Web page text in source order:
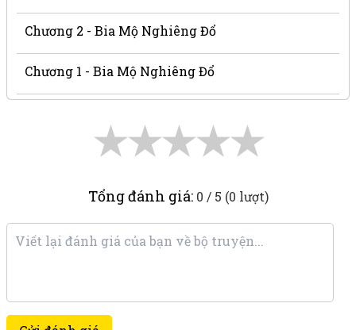
Chương 2 - Bia Mộ Nghiêng Đổ
Chương 1 - Bia Mộ Nghiêng Đổ
★
★
★
★
★
Tổng đánh giá: 0 / 5 (0 lượt)